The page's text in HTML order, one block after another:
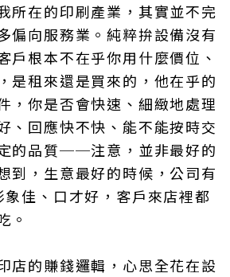
所在的印刷產業，其實並不完
偏向服務業。純粹拚設備沒有
戶根本不在乎你用什麼價位、
是租來還是買來的，他在乎的
，你是否會快速、細緻地處理
、回應快不快、能不能按時交
的品質──注意，並非最好的
到，生意最好的時候，公司有
佳、口才好，客戶來店裡都
。
店的賺錢邏輯，心思全花在設